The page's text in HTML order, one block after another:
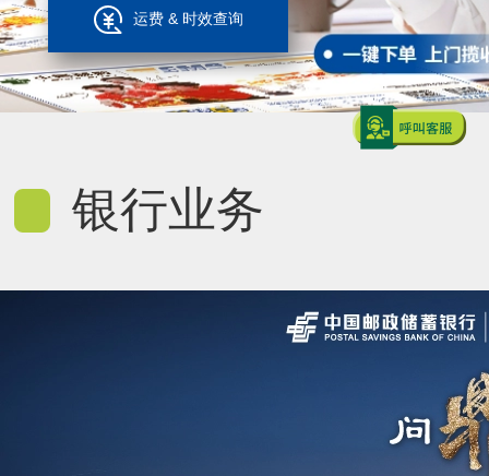
运费 & 时效查询
银行业务